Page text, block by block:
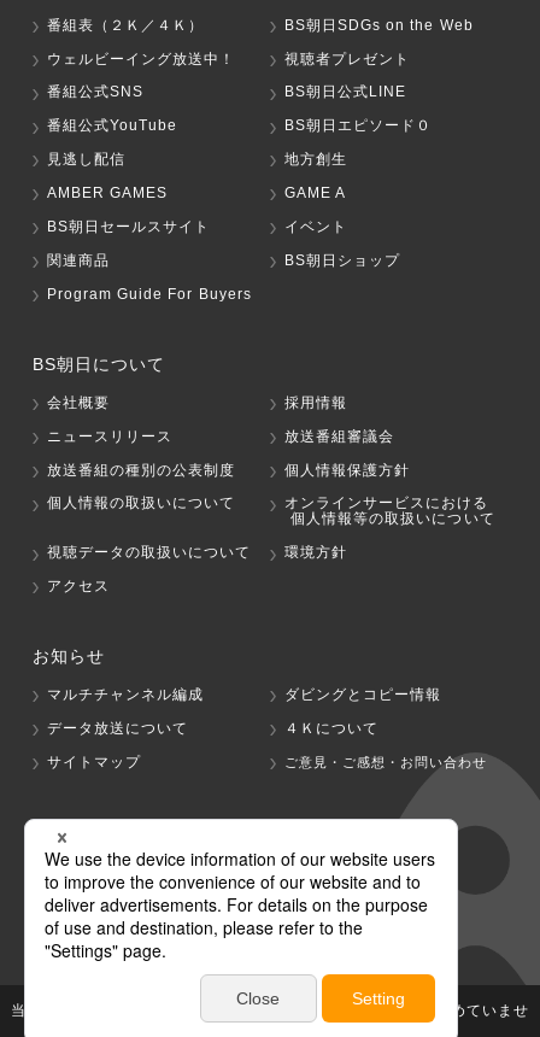
番組表（２Ｋ／４Ｋ）
BS朝日SDGs on the Web
ウェルビーイング放送中！
視聴者プレゼント
番組公式SNS
BS朝日公式LINE
番組公式YouTube
BS朝日エピソード０
見逃し配信
地方創生
AMBER GAMES
GAME A
BS朝日セールスサイト
イベント
関連商品
BS朝日ショップ
Program Guide For Buyers
BS朝日について
会社概要
採用情報
ニュースリリース
放送番組審議会
放送番組の種別の公表制度
個人情報保護方針
個人情報の取扱いについて
オンラインサービスにおける
個人情報等の取扱いについて
視聴データの取扱いについて
環境方針
アクセス
お知らせ
マルチチャンネル編成
ダビングとコピー情報
データ放送について
４Ｋについて
サイトマップ
ご意見・ご感想・お問い合わせ
グループ会社
テレビ朝日 テレ朝チャンネル
当社が著作権、著作隣接権を有する放送番組等の無断利用は認めていませ
ん。